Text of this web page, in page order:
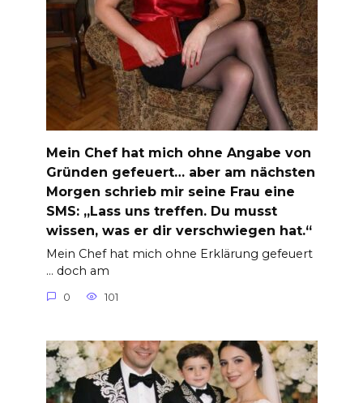
Mein Chef hat mich ohne Angabe von
Gründen gefeuert… aber am nächsten
Morgen schrieb mir seine Frau eine
SMS: „Lass uns treffen. Du musst
wissen, was er dir verschwiegen hat.“
Mein Chef hat mich ohne Erklärung gefeuert
… doch am
0 101